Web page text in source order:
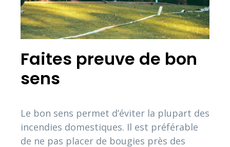
Faites preuve de bon
sens
Le bon sens permet d’éviter la plupart des
incendies domestiques. Il est préférable
de ne pas placer de bougies près des